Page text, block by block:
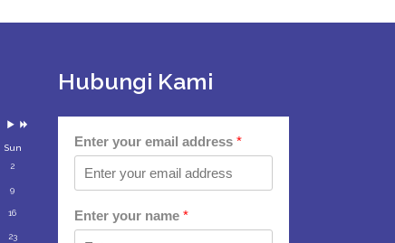
Sun
2
9
16
23
Hubungi Kami
Enter your email address *
Enter your name *